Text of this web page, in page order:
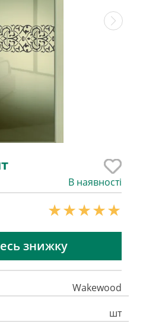
В наявності
знижку
Wakewood
шт